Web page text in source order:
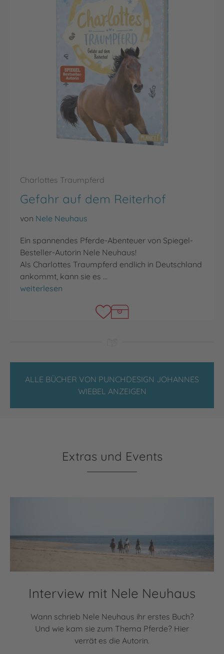
Charlottes Traumpferd
Gefahr auf dem Reiterhof
von Nele Neuhaus
Ein spannendes Pferde-Abenteuer von Spiegel-
Besteller-Autorin Nele Neuhaus!
Als Charlottes Traumpferd endlich in Deutschland
ankommt, kann sie es …
Gefahr auf dem Reiterhof
weiterlesen
ALLE BÜCHER VON PUNCHDESIGN JOHANNES
WIEBEL ANZEIGEN
Extras und Events
Interview mit Nele Neuhaus
Wann schrieb Nele Neuhaus ihr erstes Buch?
Und wie kam sie zum Thema Pferde? Hier
verrät es die Autorin.